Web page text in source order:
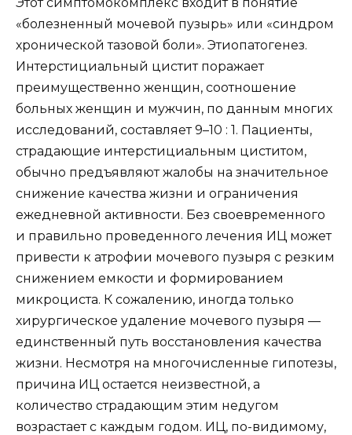
«болезненный мочевой пузырь» или «синдром
хронической тазовой боли». Этиопатогенез.
Интерстициальный цистит поражает
преимущественно женщин, соотношение
больных женщин и мужчин, по данным многих
исследований, составляет 9–10 : 1. Пациенты,
страдающие интерстициальным циститом,
обычно предъявляют жалобы на значительное
снижение качества жизни и ограничения
ежедневной активности. Без своевременного
и правильно проведенного лечения ИЦ может
привести к атрофии мочевого пузыря с резким
снижением емкости и формированием
микроциста. К сожалению, иногда только
хирургическое удаление мочевого пузыря —
единственный путь восстановления качества
жизни. Несмотря на многочисленные гипотезы,
причина ИЦ остается неизвестной, а
количество страдающим этим недугом
возрастает с каждым годом. ИЦ, по-видимому,